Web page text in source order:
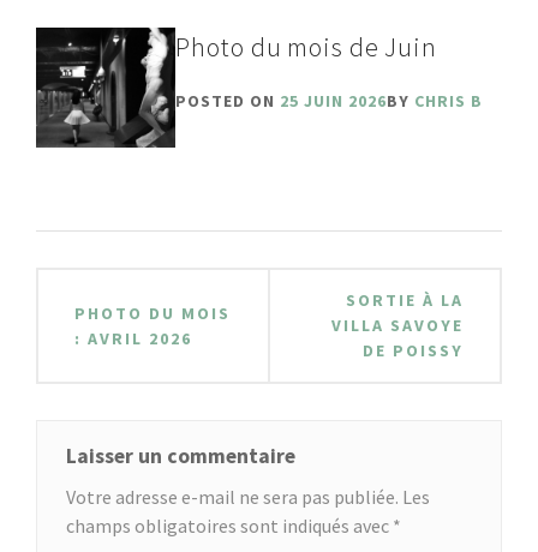
Photo du mois de Juin
POSTED ON 25 JUIN 2026BY CHRIS B
PHOTO DU MOIS
: AVRIL 2026
SORTIE À LA
VILLA SAVOYE
DE POISSY
Laisser un commentaire
Votre adresse e-mail ne sera pas publiée. Les
champs obligatoires sont indiqués avec *